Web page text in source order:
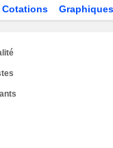
Cotations Graphiques